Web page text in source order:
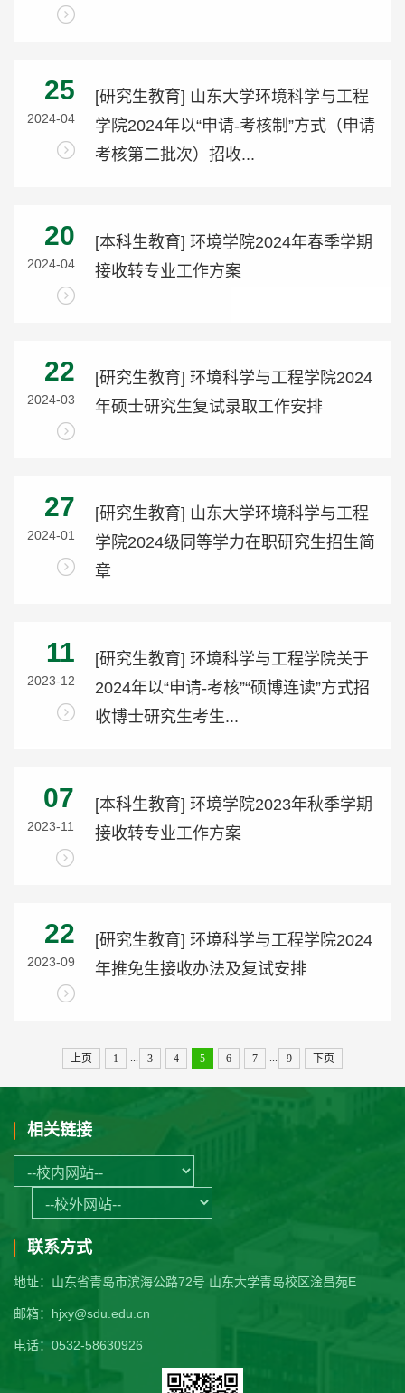
25
2024-04
[研究生教育] 山东大学环境科学与工程
学院2024年以“申请-考核制”方式（申请
考核第二批次）招收...
20
2024-04
[本科生教育] 环境学院2024年春季学期
接收转专业工作方案
22
2024-03
[研究生教育] 环境科学与工程学院2024
年硕士研究生复试录取工作安排
27
2024-01
[研究生教育] 山东大学环境科学与工程
学院2024级同等学力在职研究生招生简
章
11
2023-12
[研究生教育] 环境科学与工程学院关于
2024年以“申请-考核”“硕博连读”方式招
收博士研究生考生...
07
2023-11
[本科生教育] 环境学院2023年秋季学期
接收转专业工作方案
22
2023-09
[研究生教育] 环境科学与工程学院2024
年推免生接收办法及复试安排
上页 1 3 4 5 6 7 9 下页
相关链接
联系方式
地址：山东省青岛市滨海公路72号 山东大学青岛校区淦昌苑E
邮箱：hjxy@sdu.edu.cn
电话：0532-58630926